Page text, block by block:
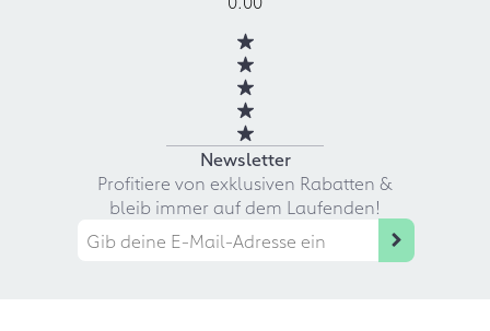
Newsletter
Profitiere von exklusiven Rabatten &
bleib immer auf dem Laufenden!